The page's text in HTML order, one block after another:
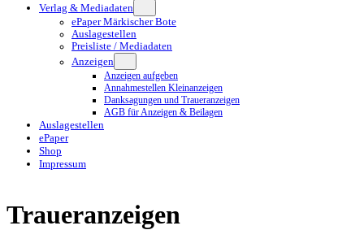
Verlag & Mediadaten
ePaper Märkischer Bote
Auslagestellen
Preisliste / Mediadaten
Anzeigen
Anzeigen aufgeben
Annahmestellen Kleinanzeigen
Danksagungen und Traueranzeigen
AGB für Anzeigen & Beilagen
Auslagestellen
ePaper
Shop
Impressum
Traueranzeigen